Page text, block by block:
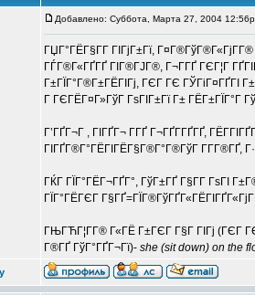
Добавлено: Суббота, Марта 27, 2004
ГЏГ°ГЁГ§Г­Г ГІГјГ±Гї,
ГЃГ®Г«ГҐГҐ ГІГ®ГЈГ®, Г¬Г­ГҐ ГЄГ¦Г
Г±ГЇГ°Г®Г±ГЁГІГј, ГЄГ ГЄ ГЎГіГ¤ГҐГІ
Г ГЄГЁГ¤Г»ГўГ ГѕГІГ±Гї Г± ГЁГ±ГЇГ°Г
Г’ГҐГ¬Г , ГІГҐГ¬ Г­ГҐ Г¬ГҐГ­ГҐГҐ,
ГІГҐГ®Г°ГЁГІГЁГ§Г®Г°Г®ГўГ Г­Г­Г®ГҐ,
ГЌГ ГЇГ°ГЁГ¬ГҐГ°, ГўГ±ГҐ Г§Г­Г ГѕГІ
ГЇГ°ГЁГЄГ
ГЊГЋГ¦Г­Г® Г«ГЁ Г±ГЄГ Г§Г ГІГј (ГЄГ
Г®ГҐ ГўГ°ГҐГ¬Гї)- she (sit down) on the